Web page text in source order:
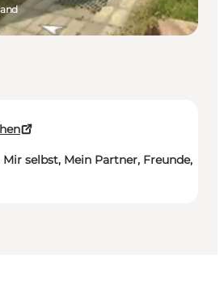
Mir selbst, Mein Partner, Freunde,